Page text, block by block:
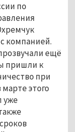
по
компанией.
ещё
пришли к
при
этого
уже